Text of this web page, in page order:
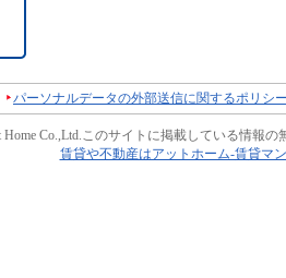
パーソナルデータの外部送信に関するポリシ
Co.,Ltd.このサイトに掲載している情報の
賃貸や不動産はアットホーム-賃貸マ